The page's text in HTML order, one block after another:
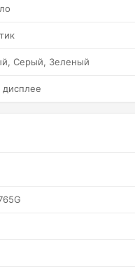
Серый, Зеленый
дисплее